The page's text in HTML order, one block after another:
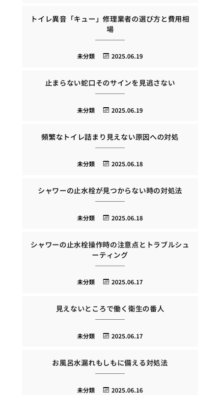
トイレ異音「キュー」修理業者の選び方と費用相
場
2025.06.19
未分類
止まらない蛇口そのサインを見逃さない
2025.06.19
未分類
頻繁なトイレ詰まり見えない原因への対処
2025.06.18
未分類
シャワーの止水栓が見つからない時の対処法
2025.06.18
未分類
シャワーの止水栓操作時の注意点とトラブルシュ
ーティング
2025.06.17
未分類
見えないところで働く衛生の番人
2025.06.17
未分類
お風呂水漏れもしもに備える対処法
2025.06.16
未分類